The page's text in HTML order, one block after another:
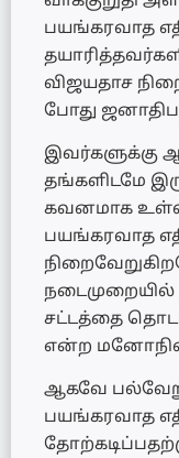
பயங்கரவாத
விஜயதாச
போது
இவர்களுக்கு
தங்களிடமே
கவனமாக உள்ள
பயங்கரவாத
நடைமுறையில்
சட்டத்தை
என்ற
ஆகவே
பயங்கரவாத